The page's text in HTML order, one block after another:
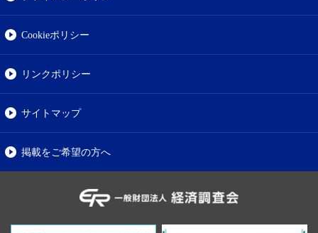
Cookieポリシー
リンクポリシー
サイトマップ
掲載をご希望の方へ